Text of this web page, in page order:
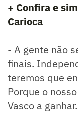
+ Confira e
Carioca
- A gente não
finais.
teremos que
Porque o
Vasco a